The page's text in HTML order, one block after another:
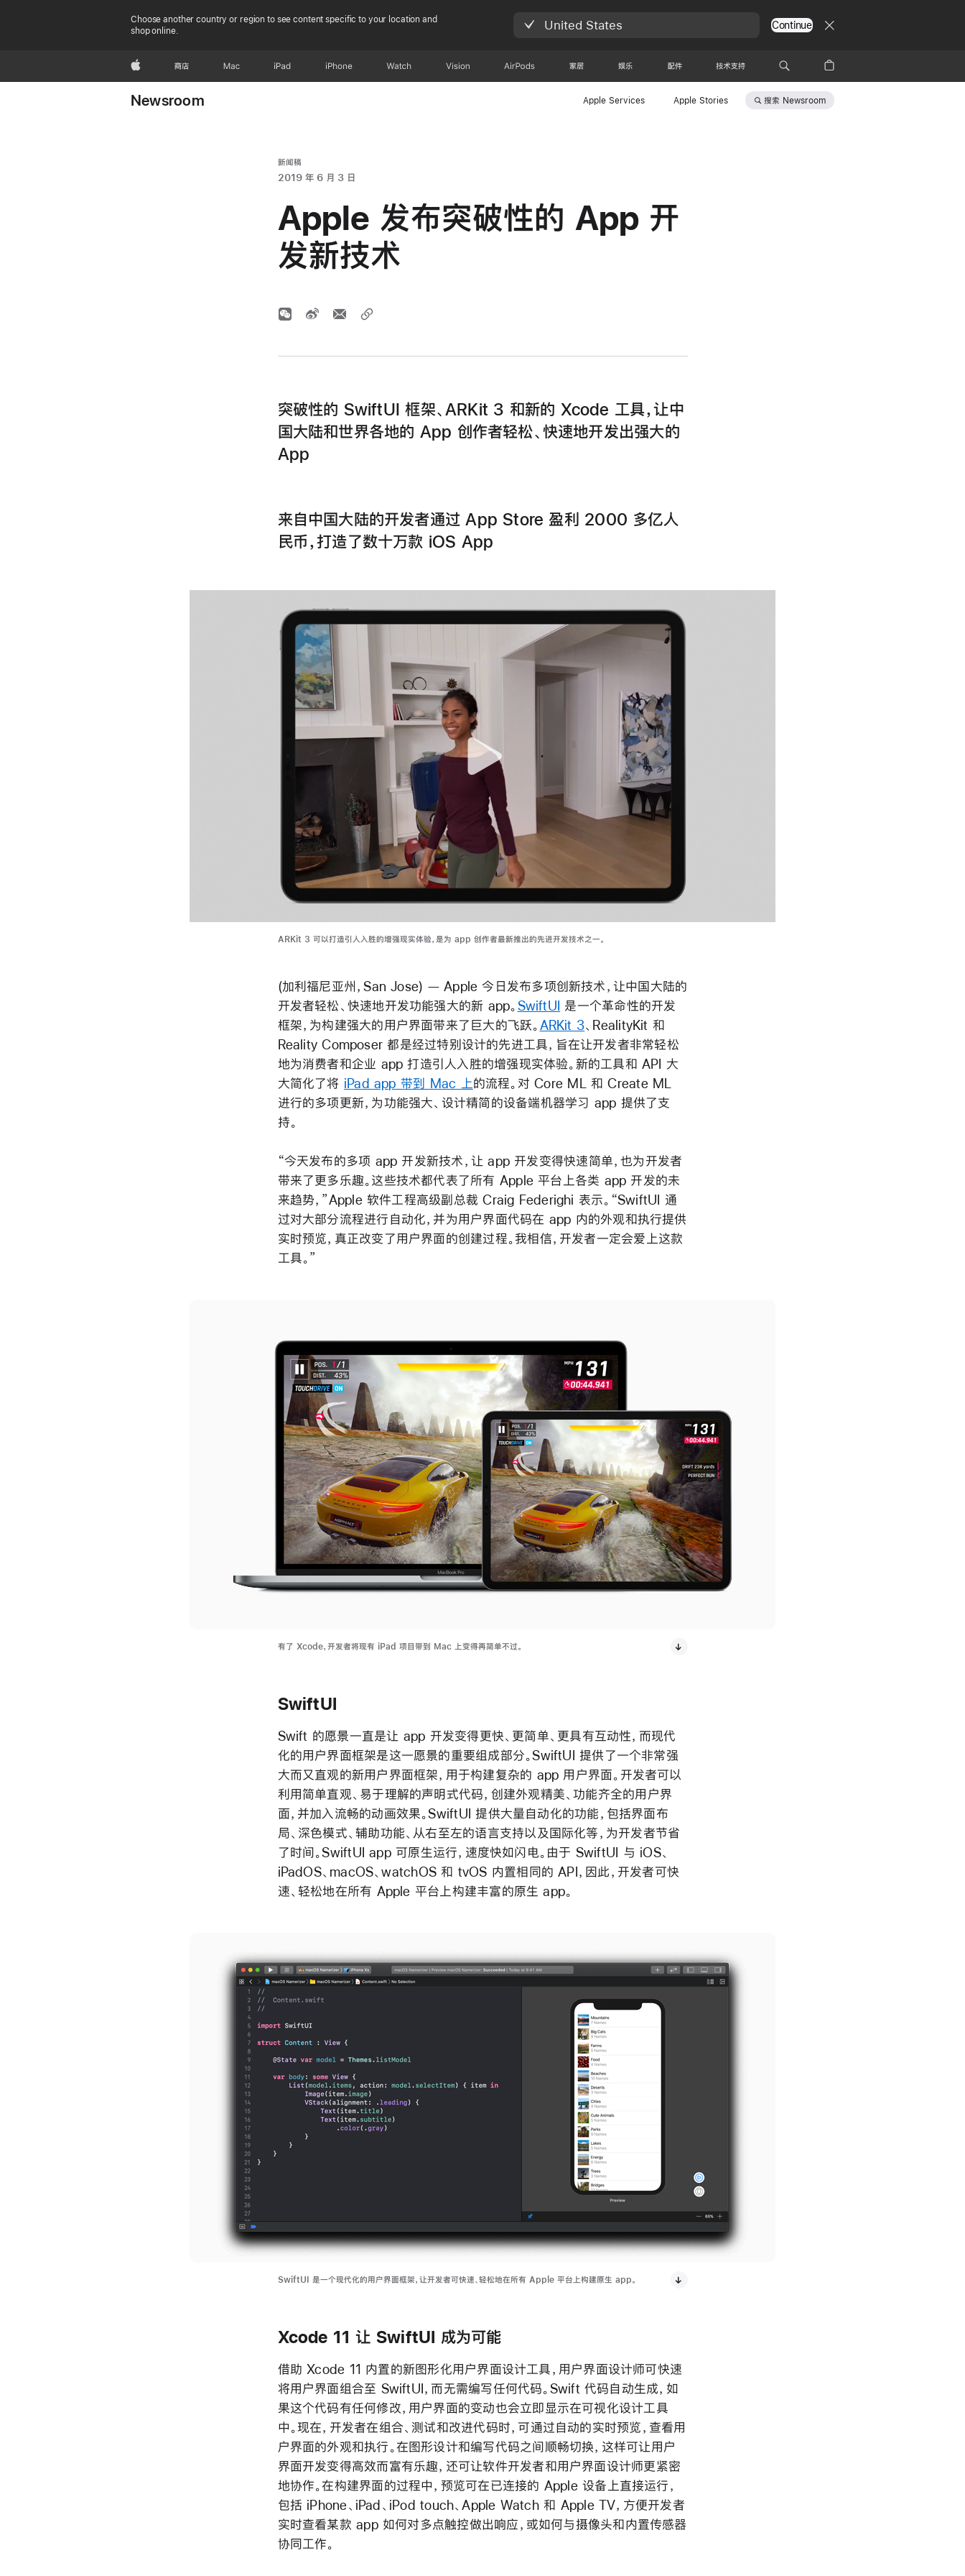
Choose another country or region to see content specific to your location and
shop online.
United States Continue
Apple 商店 Mac iPad iPhone Watch Vision AirPods 家居 娱乐 配件 技术支持
Newsroom Apple Services Apple Stories 搜索 Newsroom
新闻稿
2019 年 6 月 3 日
Apple 发布突破性的 App 开
发新技术
突破性的 SwiftUI 框架、ARKit 3 和新的 Xcode 工具，让中
国大陆和世界各地的 App 创作者轻松、快速地开发出强大的
App
来自中国大陆的开发者通过 App Store 盈利 2000 多亿人
民币，打造了数十万款 iOS App
ARKit 3 可以打造引人入胜的增强现实体验，是为 app 创作者最新推出的先进开发技术之一。
(加利福尼亚州，San Jose) — Apple 今日发布多项创新技术，让中国大陆的
开发者轻松、快速地开发功能强大的新 app。 SwiftUI
是一个革命性的开发
框架，为构建强大的用户界面带来了巨大的飞跃。 ARKit 3、RealityKit 和
Reality Composer 都是经过特别设计的先进工具，旨在让开发者非常轻松
地为消费者和企业 app 打造引人入胜的增强现实体验。新的工具和 API 大
大简化了将 iPad app 带到 Mac 上的流程。对 Core ML 和 Create ML
进行的多项更新，为功能强大、设计精简的设备端机器学习 app 提供了支
持。
“今天发布的多项 app 开发新技术，让 app 开发变得快速简单，也为开发者
带来了更多乐趣。这些技术都代表了所有 Apple 平台上各类 app 开发的未
来趋势，”Apple 软件工程高级副总裁 Craig Federighi 表示。“SwiftUI 通
过对大部分流程进行自动化，并为用户界面代码在 app 内的外观和执行提供
实时预览，真正改变了用户界面的创建过程。我相信，开发者一定会爱上这款
工具。”
有了 Xcode，开发者将现有 iPad 项目带到 Mac 上变得再简单不过。
SwiftUI
Swift 的愿景一直是让 app 开发变得更快、更简单、更具有互动性，而现代
化的用户界面框架是这一愿景的重要组成部分。SwiftUI 提供了一个非常强
大而又直观的新用户界面框架，用于构建复杂的 app 用户界面。开发者可以
利用简单直观、易于理解的声明式代码，创建外观精美、功能齐全的用户界
面，并加入流畅的动画效果。SwiftUI 提供大量自动化的功能，包括界面布
局、深色模式、辅助功能、从右至左的语言支持以及国际化等，为开发者节省
了时间。SwiftUI app 可原生运行，速度快如闪电。由于 SwiftUI 与 iOS、
iPadOS、macOS、watchOS 和 tvOS 内置相同的 API，因此，开发者可快
速、轻松地在所有 Apple 平台上构建丰富的原生 app。
SwiftUI 是一个现代化的用户界面框架，让开发者可快速、轻松地在所有 Apple 平台上构建原生 app。
Xcode 11 让 SwiftUI 成为可能
借助 Xcode 11 内置的新图形化用户界面设计工具，用户界面设计师可快速
将用户界面组合至 SwiftUI，而无需编写任何代码。Swift 代码自动生成，如
果这个代码有任何修改，用户界面的变动也会立即显示在可视化设计工具
中。现在，开发者在组合、测试和改进代码时，可通过自动的实时预览，查看用
户界面的外观和执行。在图形设计和编写代码之间顺畅切换，这样可让用户
界面开发变得高效而富有乐趣，还可让软件开发者和用户界面设计师更紧密
地协作。在构建界面的过程中，预览可在已连接的 Apple 设备上直接运行，
包括 iPhone、iPad、iPod touch、Apple Watch 和 Apple TV，方便开发者
实时查看某款 app 如何对多点触控做出响应，或如何与摄像头和内置传感器
协同工作。